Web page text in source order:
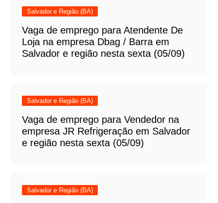
Salvador e Região (BA)
Vaga de emprego para Atendente De
Loja na empresa Dbag / Barra em
Salvador e região nesta sexta (05/09)
Salvador e Região (BA)
Vaga de emprego para Vendedor na
empresa JR Refrigeração em Salvador
e região nesta sexta (05/09)
Salvador e Região (BA)